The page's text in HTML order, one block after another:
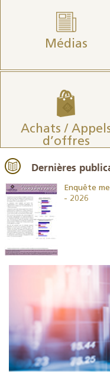
Médias
Achats /
d’offres
Dernières
Enquête
- 2026